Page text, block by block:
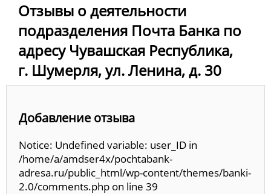
Отзывы о деятельности
подразделения Почта Банка по
адресу Чувашская Республика,
г. Шумерля, ул. Ленина, д. 30
Добавление отзыва
Notice: Undefined variable: user_ID in
/home/a/amdser4x/pochtabank-
adresa.ru/public_html/wp-content/themes/banki-
2.0/comments.php on line 39